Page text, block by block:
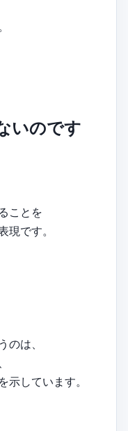
いのです
ことを
現です。
のは、
示しています。